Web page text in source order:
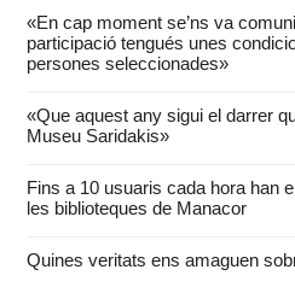
«En cap moment se’ns va
participació tengués unes
persones seleccionades»
«Que aquest any sigui el darrer
Museu Saridakis»
Fins a 10 usuaris cada hora han
les biblioteques de Manacor
Quines veritats ens amaguen